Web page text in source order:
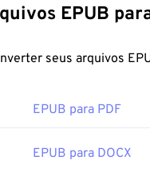
Converta seus
EPUB para PDF
EPUB para DOCX